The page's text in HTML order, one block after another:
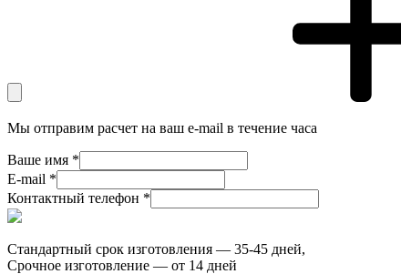
Мы отправим расчет на ваш e-mail в течение часа
Ваше имя *
E-mail *
Контактный телефон *
Стандартный срок изготовления — 35-45 дней,
Срочное изготовление — от 14 дней